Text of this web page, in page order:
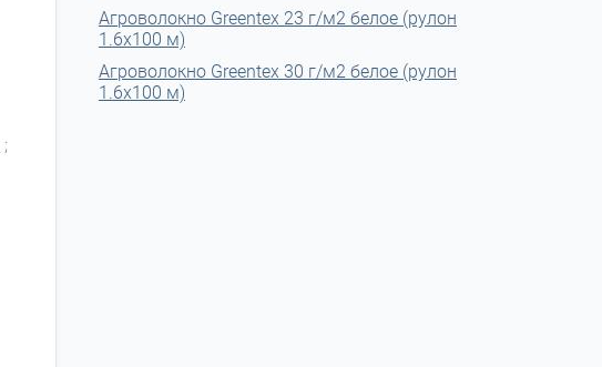
;
Агроволокно Greentex 23 г/м2 белое (рулон
1.6x100 м)
Агроволокно Greentex 30 г/м2 белое (рулон
1.6x100 м)